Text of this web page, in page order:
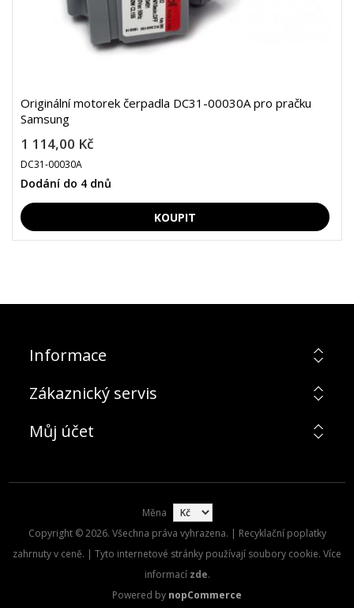
Originální motorek čerpadla DC31-00030A pro pračku
Samsung
1 114,00 Kč
DC31-00030A
Dodání do 4 dnů
Informace
Zákaznický servis
Můj účet
Měna
Copyright © 2026. Všechna práva vyhrazena. | Recyklační poplatky
zahrnuty v ceně. | Tyto internetové stránky používají soubory cookie. Více
informací zde.
Powered by nopCommerce